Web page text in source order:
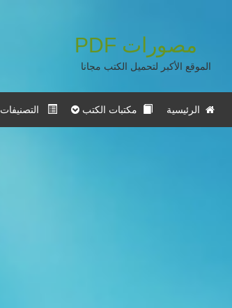
مصورات PDF
الموقع الأكبر لتحميل الكتب مجانا
الرئيسية مكتبات الكتب التصنيفات